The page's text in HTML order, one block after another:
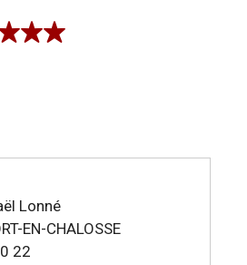
Lonné
EN-CHALOSSE
22